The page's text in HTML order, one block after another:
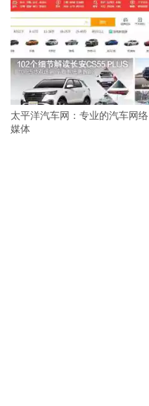
太平洋汽车网：专业的汽车网络
媒体